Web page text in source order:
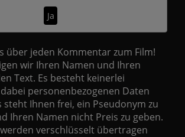
Ja
über jeden Kommentar zum Film!
wir Ihren Namen und Ihren
Text. Es besteht keinerlei
personenbezogenen Daten
steht Ihnen frei, ein Pseudonym zu
Ihren Namen nicht Preis zu geben.
verschlüsselt übertragen